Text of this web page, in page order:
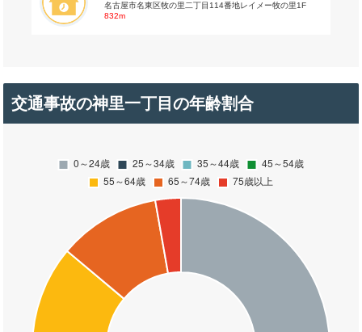
名古屋市名東区牧の里二丁目114番地レイメー牧の里1F
832m
交通事故の神里一丁目の年齢割合